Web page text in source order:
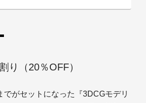
り（20％OFF）
でがセットになった『3DCGモデリ